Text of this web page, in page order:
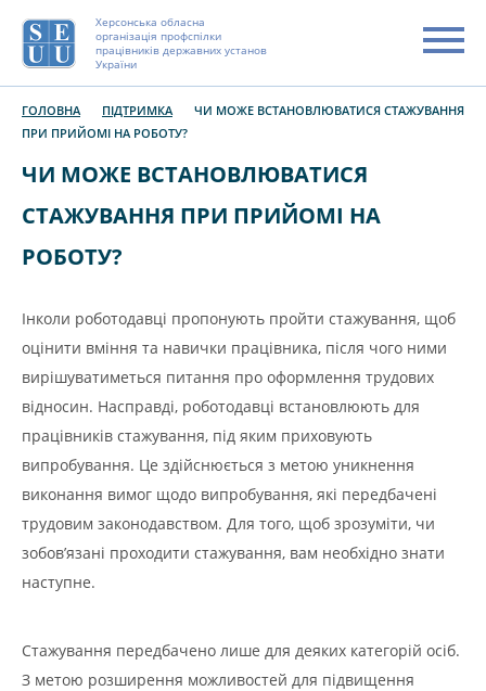
Херсонська обласна
організація профспілки
працівників державних установ
України
ГОЛОВНА ПІДТРИМКА
ЧИ МОЖЕ ВСТАНОВЛЮВАТИСЯ СТАЖУВАННЯ
ПРИ ПРИЙОМІ НА РОБОТУ?
ЧИ МОЖЕ ВСТАНОВЛЮВАТИСЯ
СТАЖУВАННЯ ПРИ ПРИЙОМІ НА
РОБОТУ?
Інколи роботодавці пропонують пройти стажування, щоб
оцінити вміння та навички працівника, після чого ними
вирішуватиметься питання про оформлення трудових
відносин. Насправді, роботодавці встановлюють для
працівників стажування, під яким приховують
випробування. Це здійснюється з метою уникнення
виконання вимог щодо випробування, які передбачені
трудовим законодавством. Для того, щоб зрозуміти, чи
зобов’язані проходити стажування, вам необхідно знати
наступне.
Стажування передбачено лише для деяких категорій осіб.
З метою розширення можливостей для підвищення